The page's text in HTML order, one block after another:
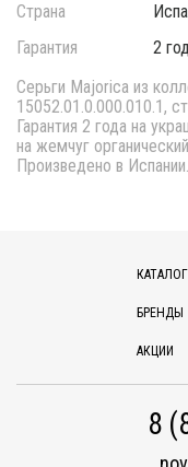
Страна
Гарантия
2
Серьги Majorica из
15052.01.0.000.010.1,
Гарантия 2 года на
на жемчуг
Произведено в Испании.
КАТАЛОГ
БРЕНДЫ
АКЦИИ
8